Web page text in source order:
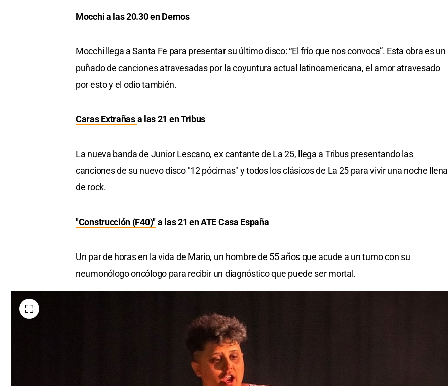
Mocchi a las 20.30 en Demos
Mocchi llega a Santa Fe para presentar su último disco: “El frío que nos convoca”. Esta obra es un
puñado de canciones atravesadas por la coyuntura actual latinoamericana, el amor atravesado
por esto y el odio también.
Caras Extrañasa las 21 en Tribus
La nueva banda de Junior Lescano, ex cantante de La 25, llega a Tribus presentando las
canciones de su nuevo disco "12 pócimas" y todos los clásicos de La 25 para vivir una noche llena
de rock.
"Construcción (F40)"a las 21 en ATE Casa España
Un par de horas en la vida de Mario, un hombre de 55 años que acude a un turno con su
neumonólogo oncólogo para recibir un diagnóstico que puede ser mortal.